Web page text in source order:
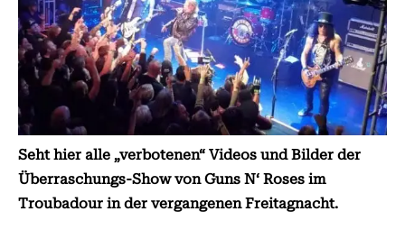
Seht hier alle „verbotenen“ Videos und Bilder der
Überraschungs-Show von Guns N‘ Roses im
Troubadour in der vergangenen Freitagnacht.